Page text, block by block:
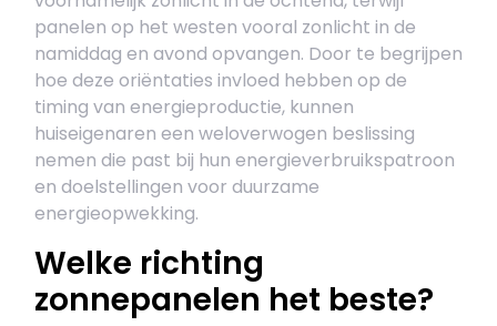
panelen op het westen vooral zonlicht in de
namiddag en avond opvangen. Door te begrijpen
hoe deze oriëntaties invloed hebben op de
timing van energieproductie, kunnen
huiseigenaren een weloverwogen beslissing
nemen die past bij hun energieverbruikspatroon
en doelstellingen voor duurzame
energieopwekking.
Welke richting
zonnepanelen het beste?